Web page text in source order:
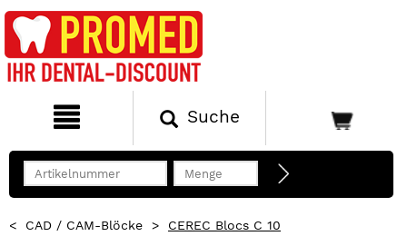
Suche
< CAD / CAM-Blöcke > CEREC Blocs C 10